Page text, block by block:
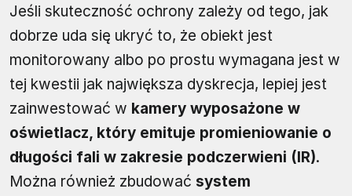
Jeśli skuteczność ochrony zależy od tego, jak
dobrze uda się ukryć to, że obiekt jest
monitorowany albo po prostu wymagana jest w
tej kwestii jak największa dyskrecja, lepiej jest
zainwestować w kamery wyposażone w
oświetlacz, który emituje promieniowanie o
długości fali w zakresie podczerwieni (IR).
Można również zbudować system